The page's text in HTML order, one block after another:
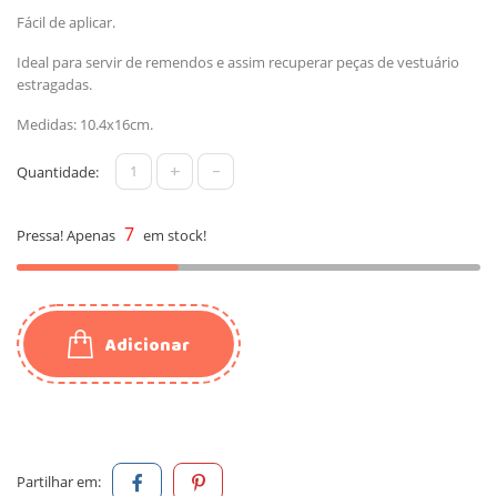
Fácil de aplicar.
Ideal para servir de remendos e assim recuperar peças de vestuário
estragadas.
Medidas: 10.4x16cm.
Quantidade: + -
Pressa! Apenas 7 em stock!
Adicionar
Partilhar em: